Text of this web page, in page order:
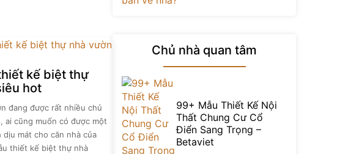
kế biệt thự
hot
đang được rất nhiều chủ
ai cũng muốn có được một
dịu mát cho căn nhà của
thiết kế biệt thự nhà
Chủ nhà quan tâm
99+ Mẫu Thiết Kế Nội
Thất Chung Cư Cổ
Điển Sang Trọng –
Betaviet